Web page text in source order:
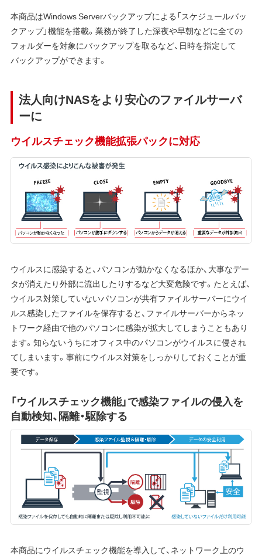
本商品はWindows Serverバックアップによる「スケジュールバッ
クアップ」機能を搭載。業務が終了した深夜や早朝などに全ての
フォルダーを対象にバックアップを取るなど、日時を指定して
バックアップができます。
法人向けNASをより安心のファイルサーバ
ーに
ウイルスチェック機能拡張パックに対応
ウイルスに感染すると、パソコンが動かなくなるほか、大事なデー
タが消えたり外部に流出したりするなど大変危険です。たとえば、
ウイルス対策していないパソコンが共有ファイルサーバーにウイ
ルス感染したファイルを保存すると、ファイルサーバーからネッ
トワーク経由で他のパソコンに感染が拡大してしまうこともあり
ます。知らないうちにオフィス中のパソコンがウイルスに侵され
てしまいます。事前にウイルス対策をしっかりしておくことが重
要です。
「ウイルスチェック機能」で感染ファイルの侵入を
自動検知、隔離・駆除する
本商品にウイルスチェック機能を導入して、ネットワーク上のウ